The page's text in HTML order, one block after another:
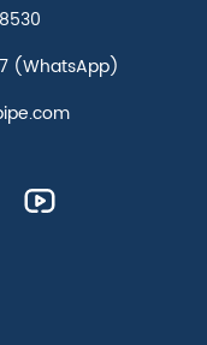
(WhatsApp)